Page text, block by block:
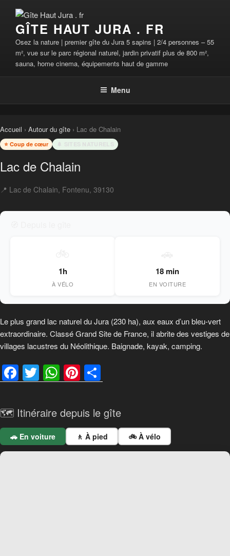
contenu
principal
GÎTE HAUT JURA . FR
Osez la nature | premier gîte du Jura 5 sapins | 2/4 personnes – 55
m², vue sur le parc régional naturel, jardin privatif plus de 800 m²,
sauna, home cinema, équipements haut de gamme
Menu
Accueil › Autour du gîte › Lac de Chalain
⭐ Coup de cœur 🌲 SITES NATURELS
Lac de Chalain
📍 Lac de Chalain, Fontenu, 39130
1h
À VÉLO
18 min
EN VOITURE
Le plus grand lac naturel du Jura (230 ha), aux eaux d’un bleu-vert
extraordinaire. Classé Grand Site de France, il abrite des vestiges de
villages lacustres du Néolithique. Baignade, kayak, camping.
F
a
c
e
b
o
T
wi
tt
er
W
h
at
s
A
p
Pi
nt
er
e
st
ar
ta
g
er
🗺️ Itinéraire depuis le gîte
🚗 En voiture 🚶 À pied 🚲 À vélo